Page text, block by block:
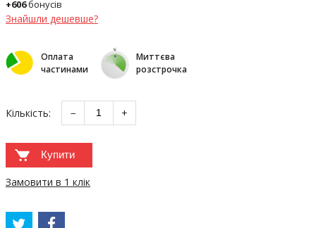
+606бонусів
Знайшли дешевше?
Оплата
частинами
Миттєва
розстрочка
Кількість: − +
Купити
Замовити в 1 клік